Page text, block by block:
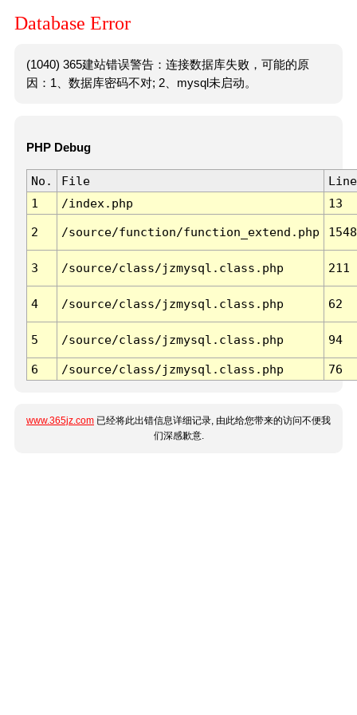
Database Error
(1040) 365建站错误警告：连接数据库失败，可能的原
因：1、数据库密码不对; 2、mysql未启动。
PHP Debug
No. File
Line
1
/index.php 13
2 /source/function/function_extend.php 1548
3 /source/class/jzmysql.class.php 211
4 /source/class/jzmysql.class.php 62
5 /source/class/jzmysql.class.php 94
6 /source/class/jzmysql.class.php 76
www.365jz.com 已经将此出错信息详细记录, 由此给您带来的访问不便我
们深感歉意.